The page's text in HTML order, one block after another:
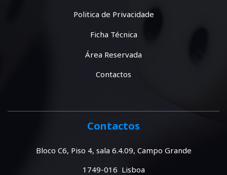
Politica de Privacidade
Ficha Técnica
Área Reservada
Contactos
Contactos
Bloco C6, Piso 4, sala 6.4.09, Campo Grande
1749-016 Lisboa